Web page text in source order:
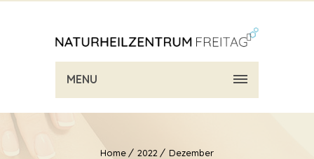
MENU
Home 2022 Dezember